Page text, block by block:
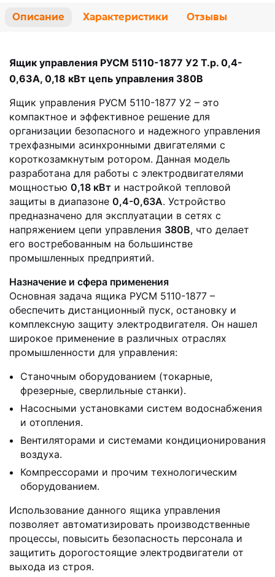
Описание Характеристики Отзывы
Ящик управления РУСМ 5110-1877 У2 Т.р. 0,4-
0,63А, 0,18 кВт цепь управления 380В
Ящик управления РУСМ 5110-1877 У2 – это
компактное и эффективное решение для
организации безопасного и надежного управления
трехфазными асинхронными двигателями с
короткозамкнутым ротором. Данная модель
разработана для работы с электродвигателями
мощностью 0,18 кВт и настройкой тепловой
защиты в диапазоне 0,4-0,63А. Устройство
предназначено для эксплуатации в сетях с
напряжением цепи управления 380В, что делает
его востребованным на большинстве
промышленных предприятий.
Назначение и сфера применения
Основная задача ящика РУСМ 5110-1877 –
обеспечить дистанционный пуск, остановку и
комплексную защиту электродвигателя. Он нашел
широкое применение в различных отраслях
промышленности для управления:
Станочным оборудованием (токарные,
фрезерные, сверлильные станки).
Насосными установками систем водоснабжения
и отопления.
Вентиляторами и системами кондиционирования
воздуха.
Компрессорами и прочим технологическим
оборудованием.
Использование данного ящика управления
позволяет автоматизировать производственные
процессы, повысить безопасность персонала и
защитить дорогостоящие электродвигатели от
выхода из строя.